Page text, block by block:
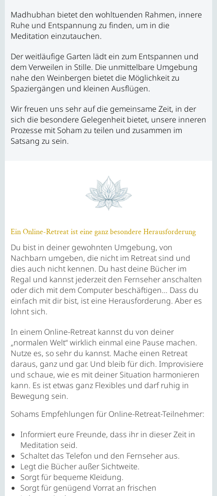
Madhubhan bietet den wohltuenden Rahmen, innere
Ruhe und Entspannung zu finden, um in die
Meditation einzutauchen.
Der weitläufige Garten lädt ein zum Entspannen und
dem Verweilen in Stille. Die unmittelbare Umgebung
nahe den Weinbergen bietet die Möglichkeit zu
Spaziergängen und kleinen Ausflügen.
Wir freuen uns sehr auf die gemeinsame Zeit, in der
sich die besondere Gelegenheit bietet, unsere inneren
Prozesse mit Soham zu teilen und zusammen im
Satsang zu sein.
Ein Online-Retreat ist eine ganz besondere Herausforderung
Du bist in deiner gewohnten Umgebung, von
Nachbarn umgeben, die nicht im Retreat sind und
dies auch nicht kennen. Du hast deine Bücher im
Regal und kannst jederzeit den Fernseher anschalten
oder dich mit dem Computer beschäftigen… Dass du
einfach mit dir bist, ist eine Herausforderung. Aber es
lohnt sich.
In einem Online-Retreat kannst du von deiner
„normalen Welt“ wirklich einmal eine Pause machen.
Nutze es, so sehr du kannst. Mache einen Retreat
daraus, ganz und gar. Und bleib für dich. Improvisiere
und schaue, wie es mit deiner Situation harmonieren
kann. Es ist etwas ganz Flexibles und darf ruhig in
Bewegung sein.
Sohams Empfehlungen für Online-Retreat-Teilnehmer:
Informiert eure Freunde, dass ihr in dieser Zeit in
Meditation seid.
Schaltet das Telefon und den Fernseher aus.
Legt die Bücher außer Sichtweite.
Sorgt für bequeme Kleidung.
Sorgt für genügend Vorrat an frischen